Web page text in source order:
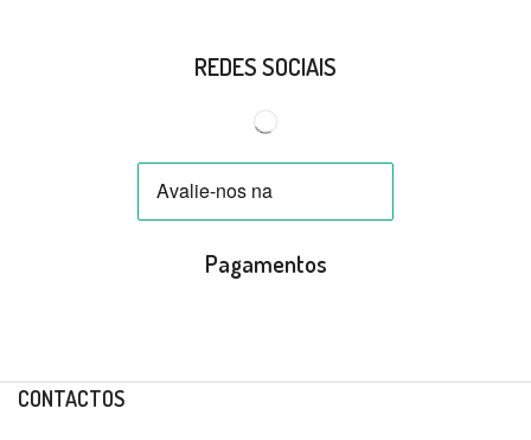
REDES SOCIAIS
Pagamentos
CONTACTOS